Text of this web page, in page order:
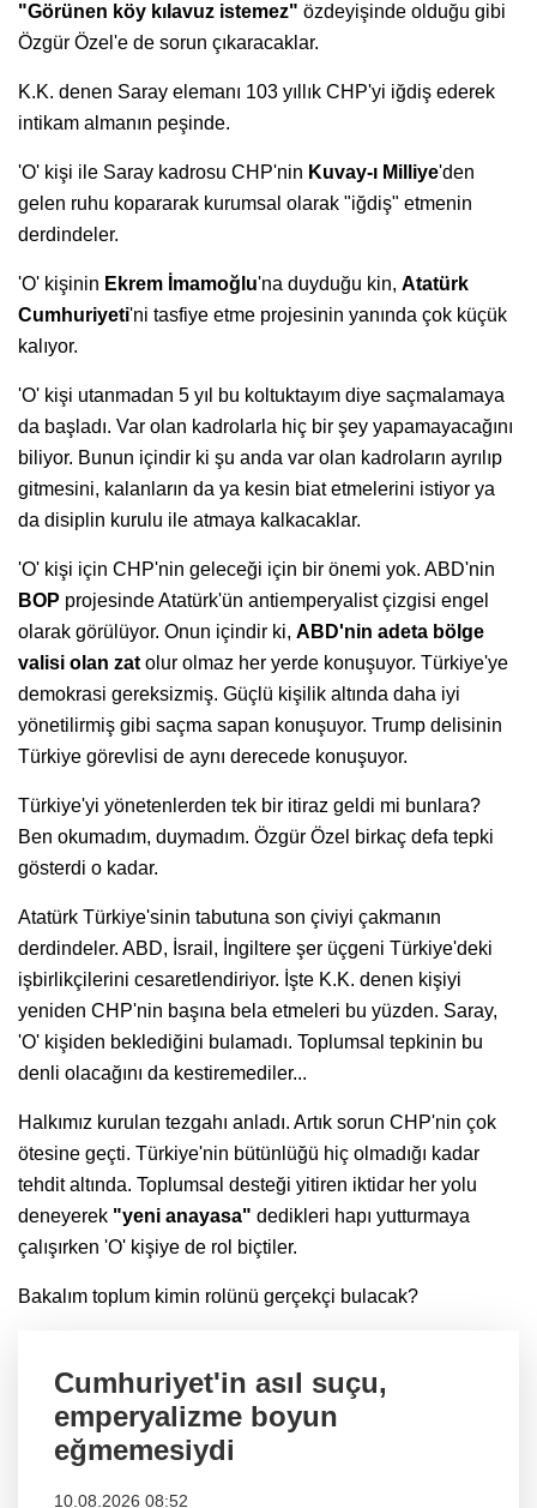
"Görünen köy kılavuz istemez" özdeyişinde olduğu gibi
Özgür Özel'e de sorun çıkaracaklar.
K.K. denen Saray elemanı 103 yıllık CHP'yi iğdiş ederek
intikam almanın peşinde.
'O' kişi ile Saray kadrosu CHP'nin Kuvay-ı Milliye'den
gelen ruhu kopararak kurumsal olarak "iğdiş" etmenin
derdindeler.
'O' kişinin Ekrem İmamoğlu'na duyduğu kin, Atatürk
Cumhuriyeti'ni tasfiye etme projesinin yanında çok küçük
kalıyor.
'O' kişi utanmadan 5 yıl bu koltuktayım diye saçmalamaya
da başladı. Var olan kadrolarla hiç bir şey yapamayacağını
biliyor. Bunun içindir ki şu anda var olan kadroların ayrılıp
gitmesini, kalanların da ya kesin biat etmelerini istiyor ya
da disiplin kurulu ile atmaya kalkacaklar.
'O' kişi için CHP'nin geleceği için bir önemi yok. ABD'nin
BOP projesinde Atatürk'ün antiemperyalist çizgisi engel
olarak görülüyor. Onun içindir ki, ABD'nin adeta bölge
valisi olan zat olur olmaz her yerde konuşuyor. Türkiye'ye
demokrasi gereksizmiş. Güçlü kişilik altında daha iyi
yönetilirmiş gibi saçma sapan konuşuyor. Trump delisinin
Türkiye görevlisi de aynı derecede konuşuyor.
Türkiye'yi yönetenlerden tek bir itiraz geldi mi bunlara?
Ben okumadım, duymadım. Özgür Özel birkaç defa tepki
gösterdi o kadar.
Atatürk Türkiye'sinin tabutuna son çiviyi çakmanın
derdindeler. ABD, İsrail, İngiltere şer üçgeni Türkiye'deki
işbirlikçilerini cesaretlendiriyor. İşte K.K. denen kişiyi
yeniden CHP'nin başına bela etmeleri bu yüzden. Saray,
'O' kişiden beklediğini bulamadı. Toplumsal tepkinin bu
denli olacağını da kestiremediler...
Halkımız kurulan tezgahı anladı. Artık sorun CHP'nin çok
ötesine geçti. Türkiye'nin bütünlüğü hiç olmadığı kadar
tehdit altında. Toplumsal desteği yitiren iktidar her yolu
deneyerek "yeni anayasa" dedikleri hapı yutturmaya
çalışırken 'O' kişiye de rol biçtiler.
Bakalım toplum kimin rolünü gerçekçi bulacak?
Cumhuriyet'in asıl suçu,
emperyalizme boyun
eğmemesiydi
10.08.2026 08:52